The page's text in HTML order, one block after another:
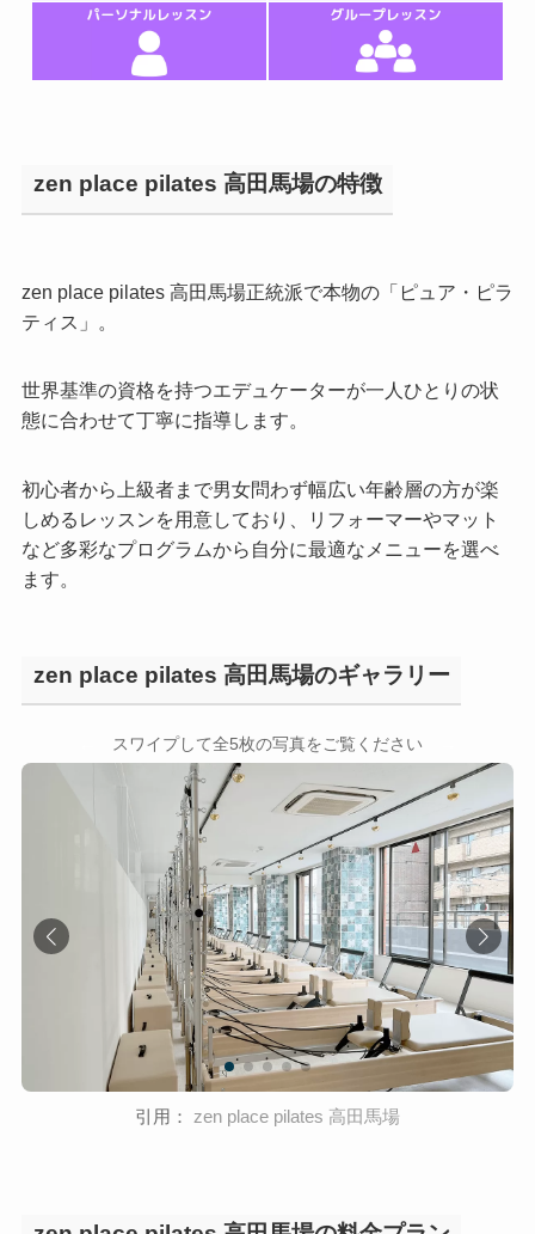
zen place pilates 高田馬場の特徴
zen place pilates 高田馬場正統派で本物の「ピュア・ピラ
ティス」。
世界基準の資格を持つエデュケーターが一人ひとりの状
態に合わせて丁寧に指導します。
初心者から上級者まで男女問わず幅広い年齢層の方が楽
しめるレッスンを用意しており、リフォーマーやマット
など多彩なプログラムから自分に最適なメニューを選べ
ます。
zen place pilates 高田馬場のギャラリー
スワイプして全5枚の写真をご覧ください
引用： zen place pilates 高田馬場